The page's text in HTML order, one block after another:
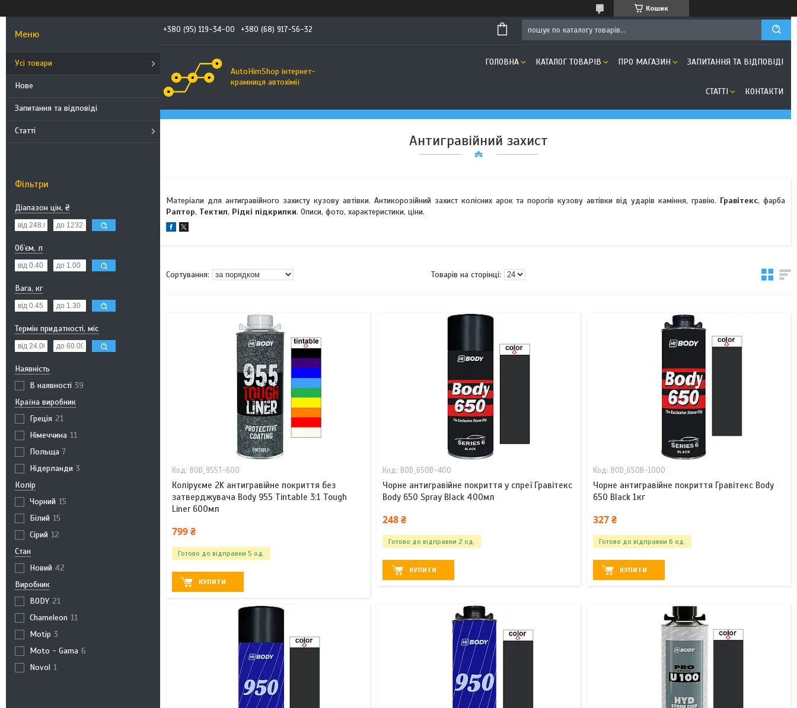
Кошик
Усі товари
Нове
Запитання та відповіді
Статті
Фільтри
Діапазон цін, ₴
Об`єм, л
Вага, кг
Термін придатності, міс
Наявність
В наявності 39
Країна виробник
Греція 21
Німеччина 11
Польща 7
Нідерланди 3
Колір
Чорний 15
Білий 15
Сірий 12
Стан
Новий 42
Виробник
BODY 21
Chameleon 11
Motip 3
Moto - Gama 6
Novol 1
+380 (95) 119-34-00 +380 (68) 917-56-32
AutoHimShop інтернет-
крамниця автохімії
ГОЛОВНА КАТАЛОГ ТОВАРІВ ПРО МАГАЗИН ЗАПИТАННЯ ТА ВІДПОВІДІ
СТАТТІ КОНТАКТИ
Антигравійний захист
Матеріали для антигравійного захисту кузову автівки. Антикорозійний захист колісних арок та порогів кузову автівки від ударів каміння, гравію. Гравітекс, фарба
Раптор, Тектил, Рідкі підкрилки. Описи, фото, характеристики, ціни.
BOD_955T-600
Коліруєме 2K антигравійне покриття без
затверджувача Body 955 Tintable 3:1 Tough
Liner 600мл
799 ₴
Готово до відправки 5 од.
КУПИТИ
BOD_650B-400
Чорне антигравійне покриття у спреї Гравітекс
Body 650 Spray Black 400мл
248 ₴
Готово до відправки 2 од.
КУПИТИ
BOD_650B-1000
Чорне антигравійне покриття Гравітекс Body
650 Black 1кг
327 ₴
Готово до відправки 6 од.
КУПИТИ